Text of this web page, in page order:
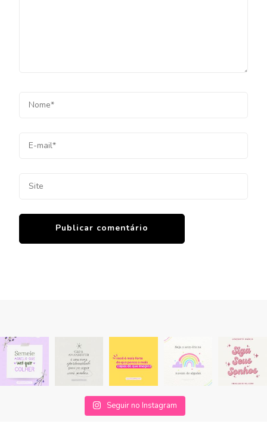
Seguir no Instagram